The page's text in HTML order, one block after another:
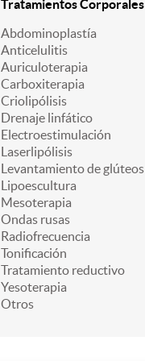
Tratamientos Corporales
Abdominoplastía
Anticelulitis
Auriculoterapia
Carboxiterapia
Criolipólisis
Drenaje linfático
Electroestimulación
Laserlipólisis
Levantamiento de glúteos
Lipoescultura
Mesoterapia
Ondas rusas
Radiofrecuencia
Tonificación
Tratamiento reductivo
Yesoterapia
Otros